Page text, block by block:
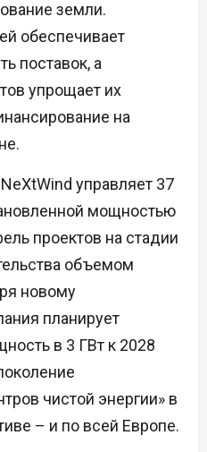
земли.
обеспечивает
поставок, а
упрощает их
на
управляет 37
мощностью
проектов на стадии
объемом
новому
планирует
в 3 ГВт к 2028
чистой энергии» в
– и по всей Европе.